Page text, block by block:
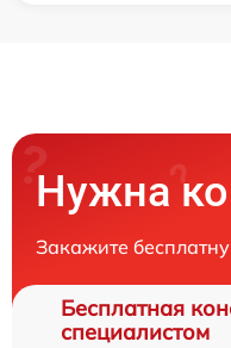
Нужна
Закажите
Бесплатная
специалистом